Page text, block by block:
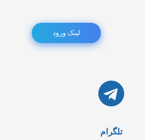
لینک ورود
تلگرام